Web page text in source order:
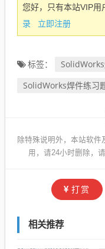
您好，只有本站VIP用
录
立即注册
标签：
SolidWorks焊件练习
除特殊说明外，本站软
用，请24小时删除，
打赏
相关推荐